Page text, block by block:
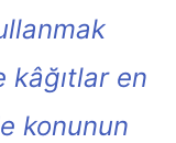
en
konunun